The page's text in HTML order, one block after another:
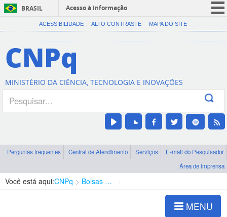
BRASIL
Acesso à informação
CORONAVÍRUS (COVID-19)
Canais
ACESSIBILIDADE ALTO CONTRASTE MAPA DO SITE
CNPq
MINISTÉRIO DA CIÊNCIA, TECNOLOGIA E INOVAÇÕES
Perguntas frequentes Central de Atendimento Serviços
E-mail do Pesquisador
Área de imprensa
Você está aqui:CNPq Bolsas e Auxílios Vigentes
MENU